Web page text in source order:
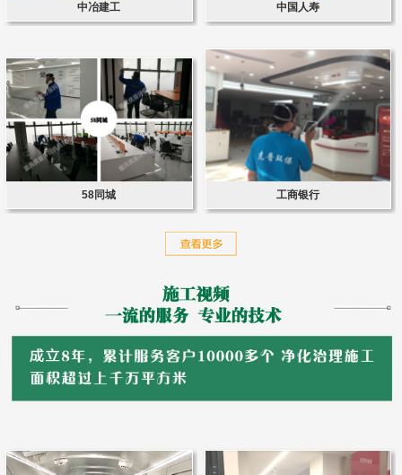
中冶建工 中国人寿
58同城 工商银行